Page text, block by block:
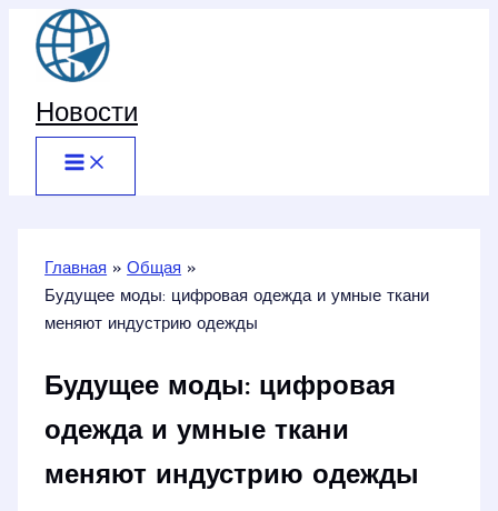
Перейти
содержимому
Новости
Главная
Общая
Будущее моды: цифровая одежда и умные ткани
меняют индустрию одежды
Будущее моды: цифровая
одежда и умные ткани
меняют индустрию одежды